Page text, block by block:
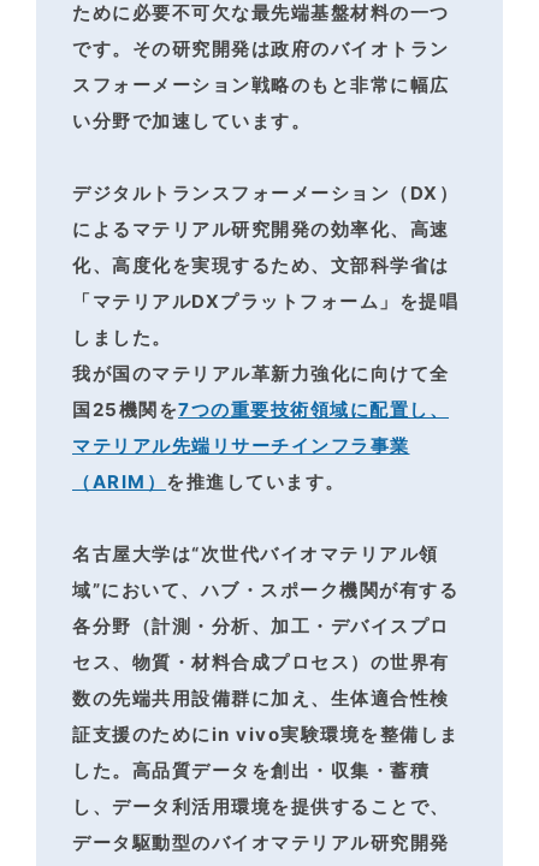
ために必要不可欠な最先端基盤材料の一つ
です。 その研究開発は政府のバイオトラン
スフォーメーション戦略のもと非常に幅広
い分野で加速しています。
デジタルトランスフォーメーション（DX）
によるマテリアル研究開発の効率化、高速
化、高度化を実現するため、文部科学省は
「マテリアルDXプラットフォーム」を提唱
しました。
我が国のマテリアル革新力強化に向けて全
国25機関を7つの重要技術領域に配置し、
マテリアル先端リサーチインフラ事業
（ARIM） を推進しています。
名古屋大学は“次世代バイオマテリアル領
域”において、ハブ・スポーク機関が有する
各分野（計測・分析、加工・デバイスプロ
セス、物質・材料合成プロセス）の世界有
数の先端共用設備群に加え、生体適合性検
証支援のためにin vivo実験環境を整備しま
した。 高品質データを創出・収集・蓄積
し、データ利活用環境を提供することで、
データ駆動型のバイオマテリアル研究開発